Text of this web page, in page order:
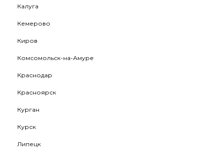
Калуга
Кемерово
Киров
Комсомольск-на-Амуре
Краснодар
Красноярск
Курган
Курск
Липецк